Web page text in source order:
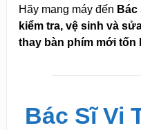
Hãy mang máy đến
kiểm tra, vệ sinh và
thay bàn phím mới tốn
Bác Sĩ Vi